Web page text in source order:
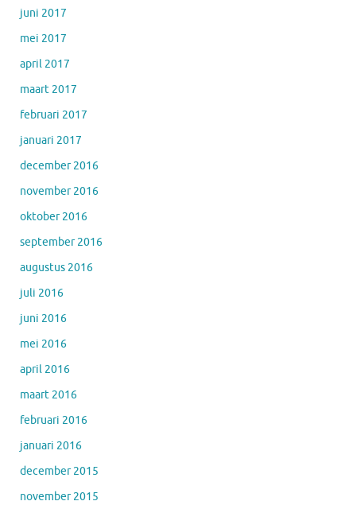
juni 2017
mei 2017
april 2017
maart 2017
februari 2017
januari 2017
december 2016
november 2016
oktober 2016
september 2016
augustus 2016
juli 2016
juni 2016
mei 2016
april 2016
maart 2016
februari 2016
januari 2016
december 2015
november 2015